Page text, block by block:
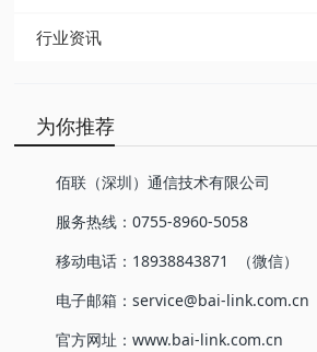
行业资讯
为你推荐
佰联（深圳）通信技术有限公司
服务热线：0755-8960-5058
移动电话：18938843871 （微信）
电子邮箱：service@bai-link.com.cn
官方网址：www.bai-link.com.cn